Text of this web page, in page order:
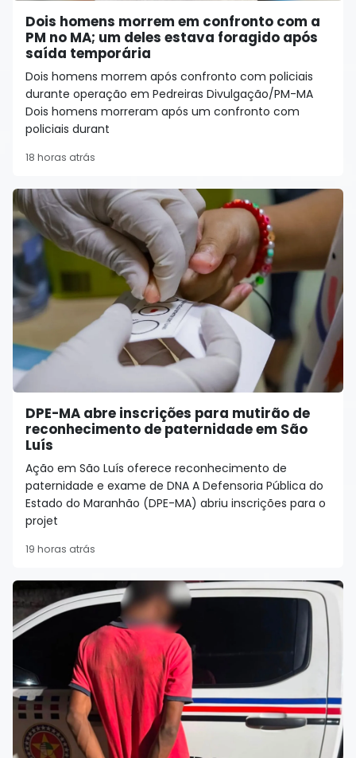
Dois homens morrem em confronto com a
PM no MA; um deles estava foragido após
saída temporária
Dois homens morrem após confronto com policiais
durante operação em Pedreiras Divulgação/PM-MA
Dois homens morreram após um confronto com
policiais durant
18 horas atrás
DPE-MA abre inscrições para mutirão de
reconhecimento de paternidade em São
Luís
Ação em São Luís oferece reconhecimento de
paternidade e exame de DNA A Defensoria Pública do
Estado do Maranhão (DPE-MA) abriu inscrições para o
projet
19 horas atrás